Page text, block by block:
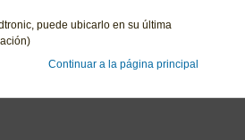
puede ubicarlo en su última
Continuar a la página principal